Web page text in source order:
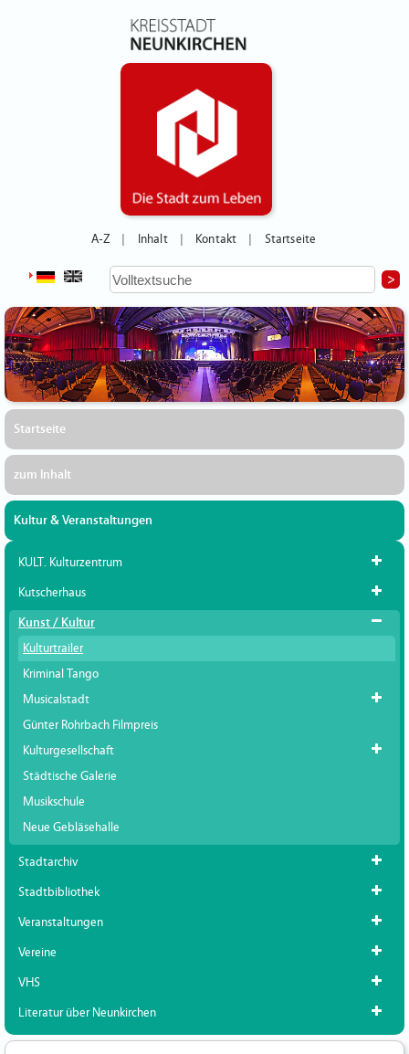
A-Z Inhalt Kontakt Startseite
Startseite
zum Inhalt
Kultur & Veranstaltungen
KULT. Kulturzentrum
Kutscherhaus
Kunst / Kultur
Kulturtrailer
Kriminal Tango
Musicalstadt
Günter Rohrbach Filmpreis
Kulturgesellschaft
Städtische Galerie
Musikschule
Neue Gebläsehalle
Stadtarchiv
Stadtbibliothek
Veranstaltungen
Vereine
VHS
Literatur über Neunkirchen